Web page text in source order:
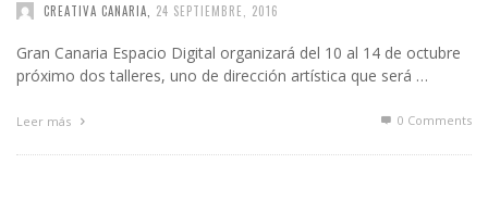
CREATIVA CANARIA 24 SEPTIEMBRE, 2016
Gran Canaria Espacio Digital organizará del 10 al 14 de octubre
próximo dos talleres, uno de dirección artística que será …
Leer más 0 Comments